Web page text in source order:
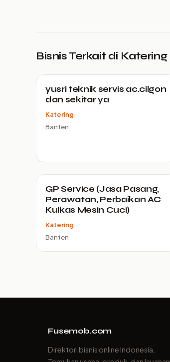
Bisnis Terkait di Katering
yusri teknik servis ac.cilgon
dan sekitar ya
Katering
Banten
GP Service (Jasa Pasang,
Perawatan, Perbaikan AC
Kulkas Mesin Cuci)
Katering
Banten
Fusemob.com
Direktori bisnis online Indonesia.